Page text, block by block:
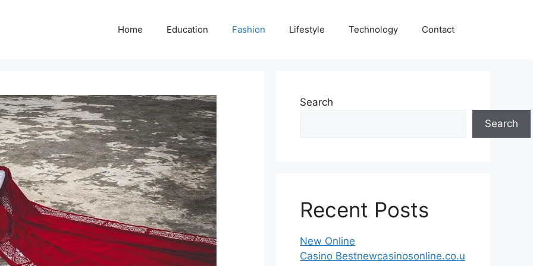
Home Education Fashion Lifestyle Technology Contact
Search
Search
Recent Posts
New Online
Casino Bestnewcasinosonline.co.u